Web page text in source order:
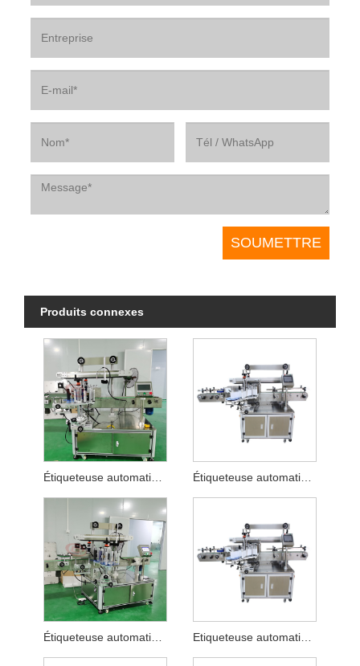
Produits connexes
Étiqueteuse automatique à trois faces à une étiquette Étiqueteuse automatique pour sèche-cheveux
Étiqueteuse automatique de détergent Etiqueteuse automatique de lubrifiants